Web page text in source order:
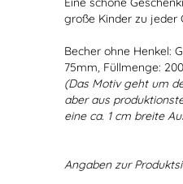
große Kinder zu jeder
Becher ohne Henkel:
75mm, Füllmenge:
(Das Motiv geht um
aber aus
eine ca. 1 cm breite
Angaben zur